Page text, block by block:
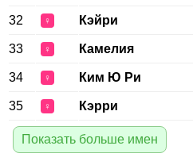
32 ♀ Кэйри
33 ♀ Камелия
34 ♀ Ким Ю Ри
35 ♀ Кэрри
Показать больше имен